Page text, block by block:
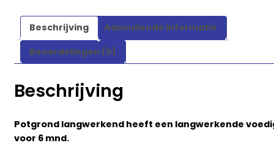
Beschrijving
Aanvullende informatie
Beoordelingen (0)
Beschrijving
Potgrond langwerkend heeft een langwerkende
voor 6 mnd.